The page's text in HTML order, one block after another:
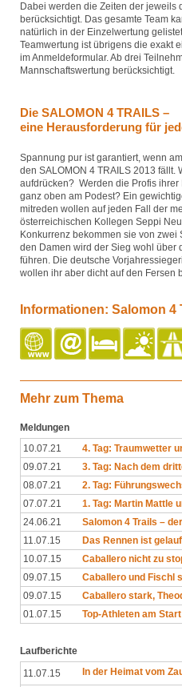
Dabei werden die Zeiten der jeweils
berücksichtigt. Das gesamte Team
natürlich in der Einzelwertung
Teamwertung ist übrigens die exakt
im Anmeldeformular. Ab drei
Mannschaftswertung berücksichtigt.
Die SALOMON 4 TRAILS –
eine Herausforderung für
Spannung pur ist garantiert, wenn
den SALOMON 4 TRAILS 2013 fällt.
aufdrücken? Werden die Profis
ganz oben am Podest? Ein
mitreden wollen auf jeden Fall der
österreichischen Kollegen Seppi
Konkurrenz bekommen sie von
den Damen wird der Sieg wohl über
führen. Die deutsche
wollen ihr aber dicht auf den Fersen
Informationen: Salomon 4
Mehr zum Thema
Meldungen
10.07.21
4. Tag: Traumwetter
09.07.21
3. Tag: Nach dem
08.07.21
2. Tag:
07.07.21
1. Tag: Martin Mattle
24.06.21
Salomon 4 Trails –
11.07.15
Das Rennen ist
10.07.15
Caballero nicht zu
09.07.15
Caballero und Fischl
09.07.15
Caballero stark,
01.07.15
Top-Athleten am
Laufberichte
11.07.15
In der Heimat vom